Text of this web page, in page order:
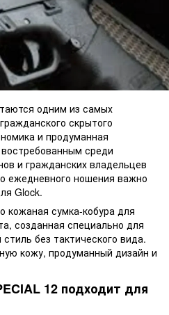
одним из самых
скрытого
и продуманная
среди
и гражданских владельцев
ежедневного ношения важно
Glock.
кожаная сумка-кобура для
созданная специально для
без тактического вида.
кожу, продуманный дизайн и
12 подходит для